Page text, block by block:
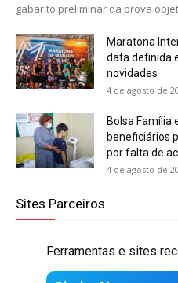
gabarito preliminar da prova
Maratona
data definida
novidades
4 de agosto de
Bolsa Família
beneficiários
por falta de
4 de agosto de
Sites Parceiros
Ferramentas e sites